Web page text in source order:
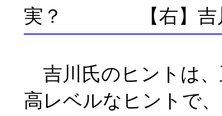
実？ 【右】吉川
吉川氏のヒントは
高レベルなヒントで